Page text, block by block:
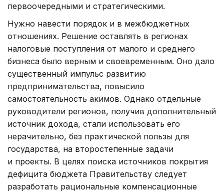
первоочередными и стратегическими.
Нужно навести порядок и в межбюджетных
отношениях. Решение оставлять в регионах
налоговые поступления от малого и среднего
бизнеса было верным и своевременным. Оно дало
существенный импульс развитию
предпринимательства, повысило
самостоятельность акимов. Однако отдельные
руководители регионов, получив дополнительный
источник дохода, стали использовать его
нерачительно, без практической пользы для
государства, на второстепенные задачи
и проекты. В целях поиска источников покрытия
дефицита бюджета Правительству следует
разработать рациональные компенсационные